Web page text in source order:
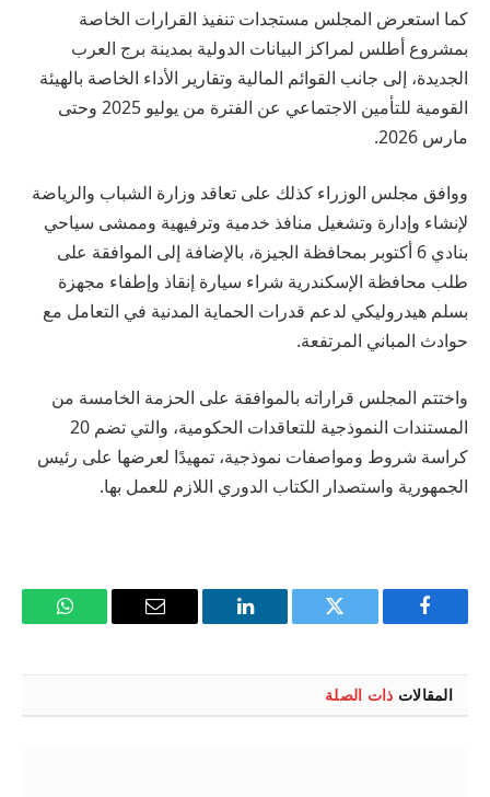
كما استعرض المجلس مستجدات تنفيذ القرارات الخاصة
بمشروع أطلس لمراكز البيانات الدولية بمدينة برج العرب
الجديدة، إلى جانب القوائم المالية وتقارير الأداء الخاصة بالهيئة
القومية للتأمين الاجتماعي عن الفترة من يوليو 2025 وحتى
مارس 2026.
ووافق مجلس الوزراء كذلك على تعاقد وزارة الشباب والرياضة
لإنشاء وإدارة وتشغيل منافذ خدمية وترفيهية وممشى سياحي
بنادي 6 أكتوبر بمحافظة الجيزة، بالإضافة إلى الموافقة على
طلب محافظة الإسكندرية شراء سيارة إنقاذ وإطفاء مجهزة
بسلم هيدروليكي لدعم قدرات الحماية المدنية في التعامل مع
حوادث المباني المرتفعة.
واختتم المجلس قراراته بالموافقة على الحزمة الخامسة من
المستندات النموذجية للتعاقدات الحكومية، والتي تضم 20
كراسة شروط ومواصفات نموذجية، تمهيدًا لعرضها على رئيس
الجمهورية واستصدار الكتاب الدوري اللازم للعمل بها.
فيسبوك تويتر لينكدإن
البريد
واتساب
المقالات ذات الصلة